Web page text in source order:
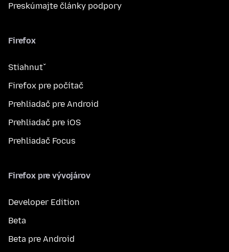
Preskúmajte články podpory
Firefox
Stiahnuť
Firefox pre počítač
Prehliadač pre Android
Prehliadač pre iOS
Prehliadač Focus
Firefox pre vývojárov
Developer Edition
Beta
Beta pre Android